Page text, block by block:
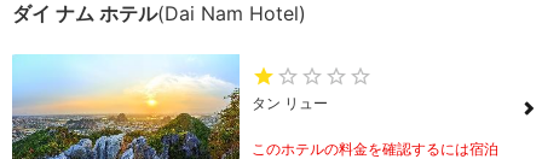
ダイ ナム ホテル(Dai Nam Hotel)
タン リュー
このホテルの料金を確認するには宿泊